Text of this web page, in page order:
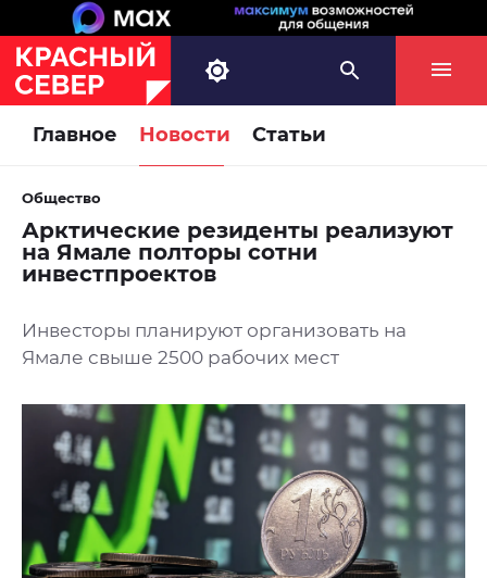
Главное Новости Статьи
Общество
Арктические резиденты реализуют
на Ямале полторы сотни
инвестпроектов
Инвесторы планируют организовать на
Ямале свыше 2500 рабочих мест